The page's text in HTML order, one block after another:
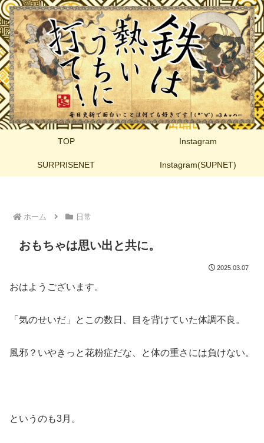
TOP Instagram
SURPRISENET Instagram(SUPNET)
ホーム 日常
おもちゃは思い出と共に。
2025.03.07
おはようございます。
「気のせいだ」とこの数日、目を背けていた体調不良。
風邪？いやきっと花粉症だな、と体の重さには負けない。
というのも3月。